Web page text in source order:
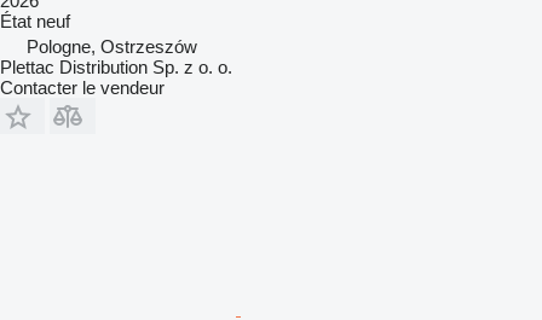
État neuf
Pologne, Ostrzeszów
Plettac Distribution Sp. z o. o.
Contacter le vendeur